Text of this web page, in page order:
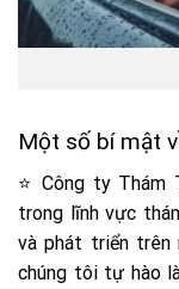
Một số bí mật
⭐ Công ty Thám
trong lĩnh vực
và phát triển trên
chúng tôi tự hào